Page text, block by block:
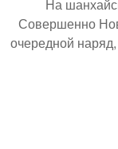
На
Совершенно
очередной